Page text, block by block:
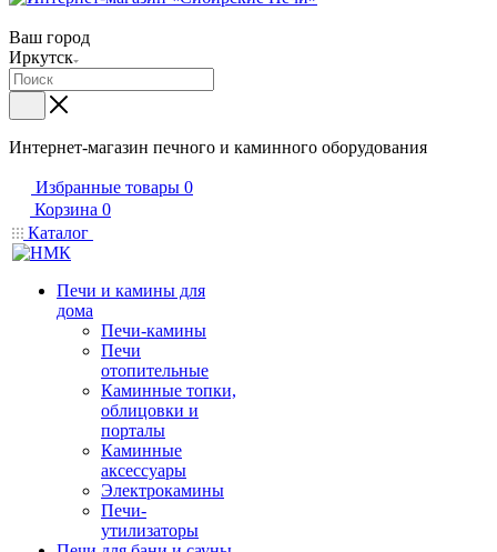
Ваш город
Иркутск
Интернет-магазин печного и каминного оборудования
Избранные товары 0
Корзина 0
Каталог
Печи и камины для
дома
Печи-камины
Печи
отопительные
Каминные топки,
облицовки и
порталы
Каминные
аксессуары
Электрокамины
Печи-
утилизаторы